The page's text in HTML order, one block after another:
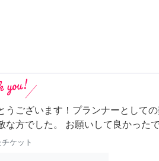
うございます！プランナーとして
な方でした。 お願いして良かったで
ケット